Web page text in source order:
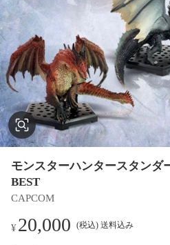
モンスターハンタースタンダ
BEST
CAPCOM
¥20,000 (税込) 送料込み